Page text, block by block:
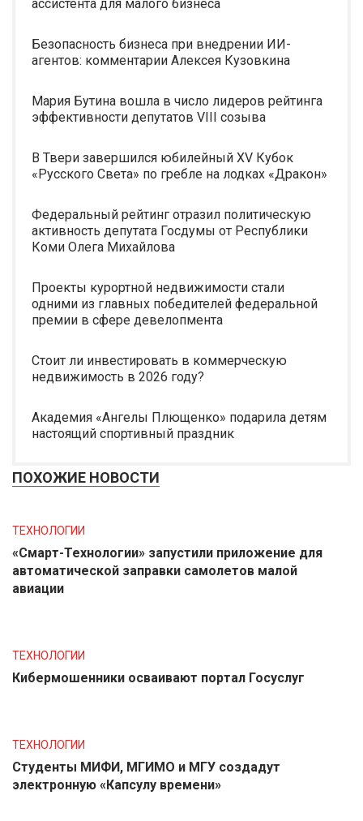
ассистента для малого бизнеса
Безопасность бизнеса при внедрении ИИ-
агентов: комментарии Алексея Кузовкина
Мария Бутина вошла в число лидеров рейтинга
эффективности депутатов VIII созыва
В Твери завершился юбилейный XV Кубок
«Русского Света» по гребле на лодках «Дракон»
Федеральный рейтинг отразил политическую
активность депутата Госдумы от Республики
Коми Олега Михайлова
Проекты курортной недвижимости стали
одними из главных победителей федеральной
премии в сфере девелопмента
Стоит ли инвестировать в коммерческую
недвижимость в 2026 году?
Академия «Ангелы Плющенко» подарила детям
настоящий спортивный праздник
ПОХОЖИЕ НОВОСТИ
ТЕХНОЛОГИИ
«Смарт-Технологии» запустили приложение для
автоматической заправки самолетов малой
авиации
ТЕХНОЛОГИИ
Кибермошенники осваивают портал Госуслуг
ТЕХНОЛОГИИ
Студенты МИФИ, МГИМО и МГУ создадут
электронную «Капсулу времени»